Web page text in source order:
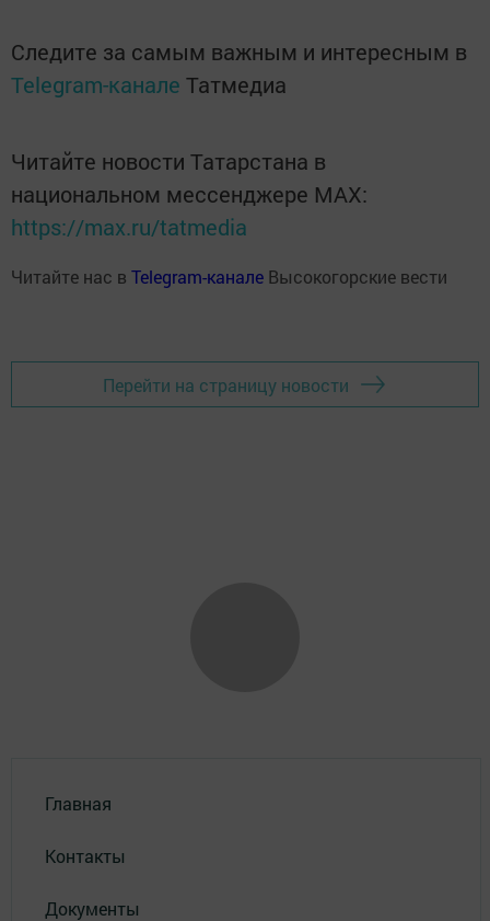
Следите за самым важным и интересным в
Telegram-канале Татмедиа
Читайте новости Татарстана в
национальном мессенджере MАХ:
https://max.ru/tatmedia
Читайте нас в Telegram-канале Высокогорские вести
Перейти на страницу новости
Главная
Контакты
Документы